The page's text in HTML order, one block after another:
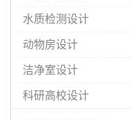
水质检测设计
动物房设计
洁净室设计
科研高校设计